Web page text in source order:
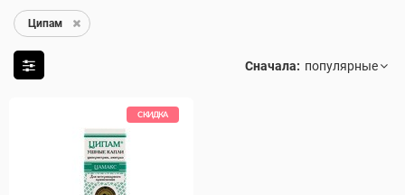
Ципам
Сначала:
СКИДКА